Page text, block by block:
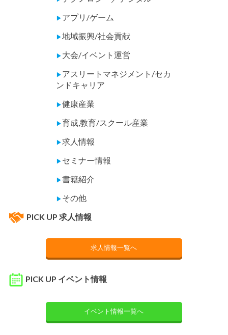
▶ アプリ/ゲーム
▶地域振興/社会貢献
▶ 大会/イベント運営
▶ アスリートマネジメント/セカ
ンドキャリア
▶健康産業
▶育成,教育/スクール産業
▶求人情報
▶ セミナー情報
▶書籍紹介
▶ その他
PICK UP 求人情報
求人情報一覧へ
PICK UP イベント情報
イベント情報一覧へ